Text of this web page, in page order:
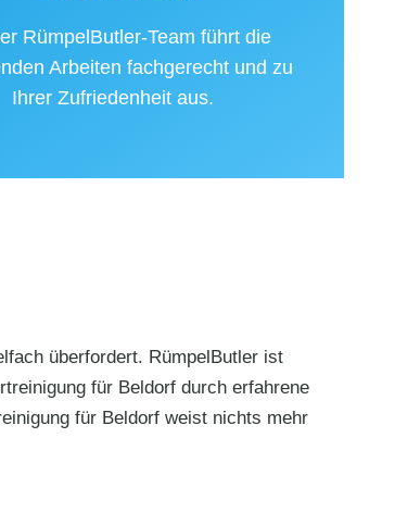
RümpelButler-Team führt die
Arbeiten fachgerecht und zu
Ihrer Zufriedenheit aus.
überfordert. RümpelButler ist
für Beldorf durch erfahrene
für Beldorf weist nichts mehr